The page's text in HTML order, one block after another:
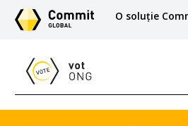
O soluție